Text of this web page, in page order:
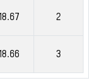
18.67 2
18.66 3